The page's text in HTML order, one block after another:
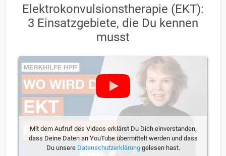
Elektrokonvulsionstherapie (EKT):
3 Einsatzgebiete, die Du kennen
musst
Mit dem Aufruf des Videos erklärst Du Dich einverstanden,
dass Deine Daten an YouTube übermittelt werden und dass
Du unsere Datenschutzerklärunggelesen hast.